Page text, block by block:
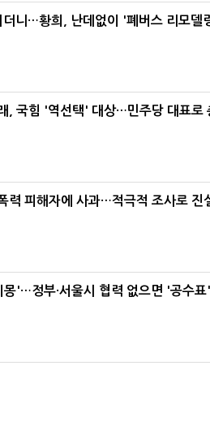
더니…황희, 난데없이 '폐버스 리모델
, 국힘 '역선택' 대상…민주당 대표로
력 피해자에 사과…적극적 조사로 진
몽'…정부·서울시 협력 없으면 '공수표'